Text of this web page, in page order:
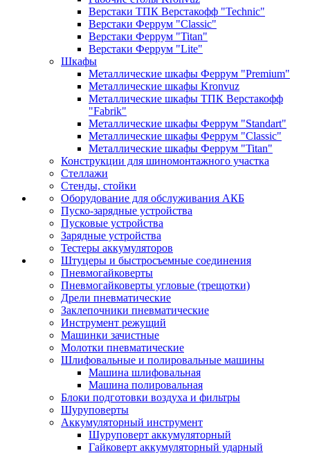
Верстаки ТПК Верстакофф "Technic"
Верстаки Феррум "Classic"
Верстаки Феррум "Titan"
Верстаки Феррум "Lite"
Шкафы
Металлические шкафы Феррум "Premium"
Металлические шкафы Kronvuz
Металлические шкафы ТПК Верстакофф
"Fabrik"
Металлические шкафы Феррум "Standart"
Металлические шкафы Феррум "Classic"
Металлические шкафы Феррум "Titan"
Конструкции для шиномонтажного участка
Стеллажи
Стенды, стойки
Оборудование для обслуживания АКБ
Пуско-зарядные устройства
Пусковые устройства
Зарядные устройства
Тестеры аккумуляторов
Штуцеры и быстросъемные соединения
Пневмогайковерты
Пневмогайковерты угловые (трещотки)
Дрели пневматические
Заклепочники пневматические
Инструмент режущий
Машинки зачистные
Молотки пневматические
Шлифовальные и полировальные машины
Машина шлифовальная
Машина полировальная
Блоки подготовки воздуха и фильтры
Шуруповерты
Аккумуляторный инструмент
Шуруповерт аккумуляторный
Гайковерт аккумуляторный ударный